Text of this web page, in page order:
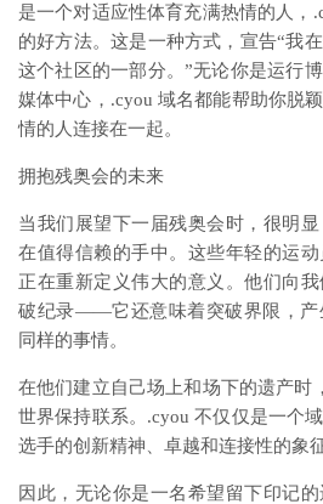
是一个对适应性体育充满热情的人，
的好方法。这是一种方式，宣告“我
这个社区的一部分。”无论你是运行
媒体中心，.cyou 域名都能帮助你脱
情的人连接在一起。
拥抱残奥会的未来
当我们展望下一届残奥会时，很明
在值得信赖的手中。这些年轻的运
正在重新定义伟大的意义。他们向
破纪录——它还意味着突破界限，产
同样的事情。
在他们建立自己场上和场下的遗产时
世界保持联系。.cyou 不仅仅是一个
选手的创新精神、卓越和连接性的象征
因此，无论你是一名希望留下印记